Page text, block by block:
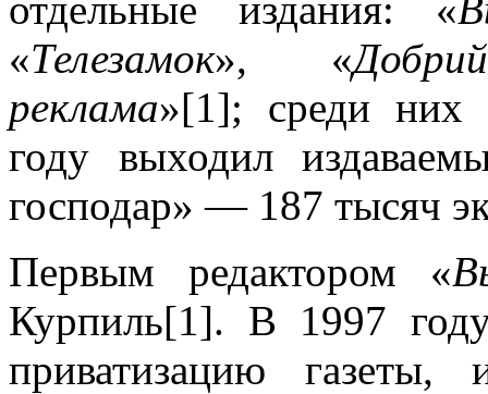
«Телезамок», «
реклама»[1]; среди них
году выходил
господар» — 187 тысяч
Первым редактором «
Курпиль[1]. В 1997
приватизацию газеты,